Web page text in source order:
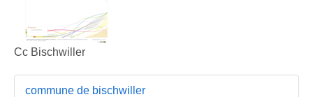
Cc Bischwiller
commune de bischwiller